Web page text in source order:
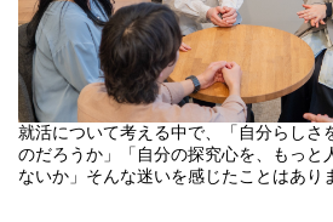
【参加対象】
全学年対象
【当日のタイムスケジュール】※変更の
・会社紹介：代表からソーシャルビジネ
す
・代表・社員との座談会：社会を動かす
とお話しいただけます
就活について考える中で、「自分らしさ
のだろうか」「自分の探究心を、もっと
ないか」そんな迷いを感じたことはあり